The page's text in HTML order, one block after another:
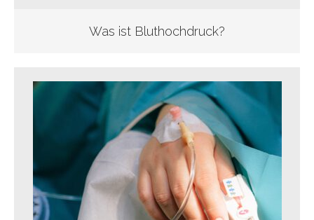
Was ist Bluthochdruck?